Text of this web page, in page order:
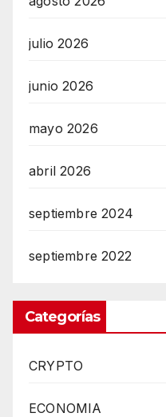
julio 2026
junio 2026
mayo 2026
abril 2026
septiembre 2024
septiembre 2022
Categorías
CRYPTO
ECONOMIA